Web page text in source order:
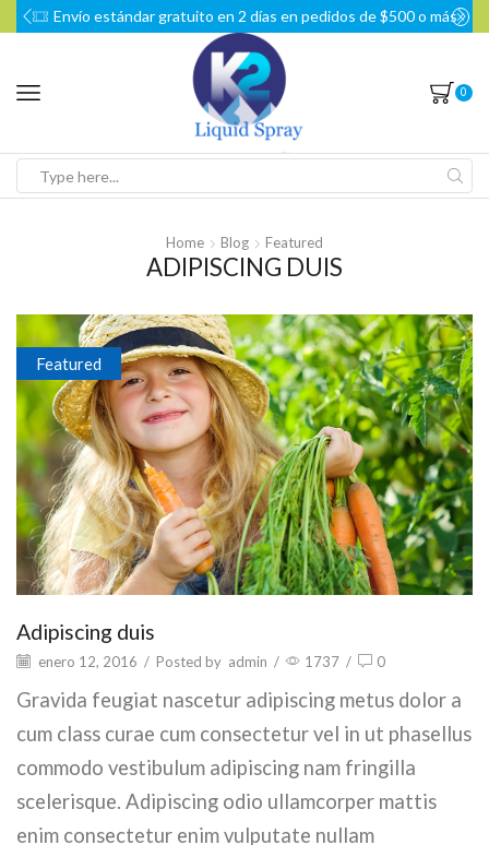
días en pedidos de $500 o más Obtén un 10% de
0
Home Blog Featured
ADIPISCING DUIS
Featured
Adipiscing duis
enero 12, 2016 / Posted by admin / 1737 / 0
Gravida feugiat nascetur adipiscing metus dolor a
cum class curae cum consectetur vel in ut phasellus
commodo vestibulum adipiscing nam fringilla
scelerisque. Adipiscing odio ullamcorper mattis
enim consectetur enim vulputate nullam